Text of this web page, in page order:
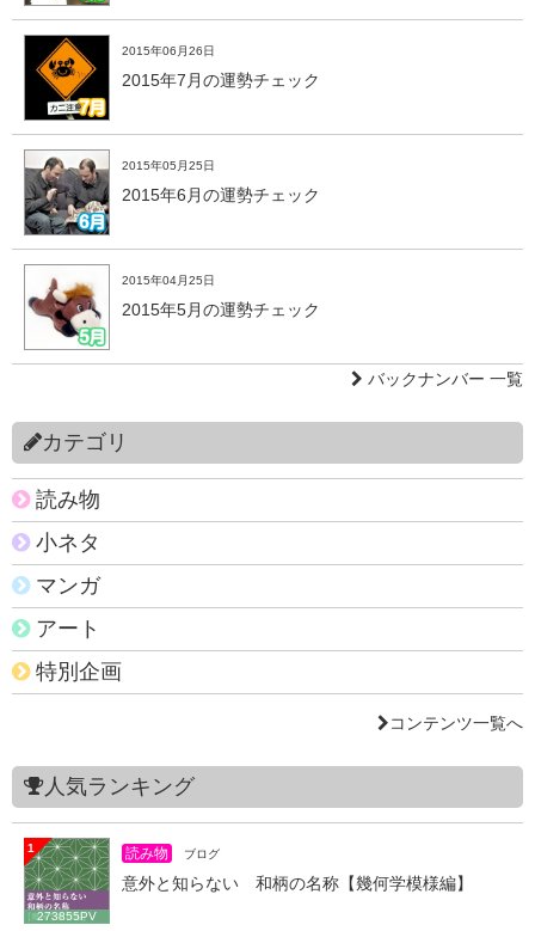
2015年06月26日
2015年7月の運勢チェック
2015年05月25日
2015年6月の運勢チェック
2015年04月25日
2015年5月の運勢チェック
バックナンバー 一覧
カテゴリ
読み物
小ネタ
マンガ
アート
特別企画
コンテンツ一覧へ
人気ランキング
1
273855PV
読み物 ブログ
意外と知らない 和柄の名称【幾何学模様編】